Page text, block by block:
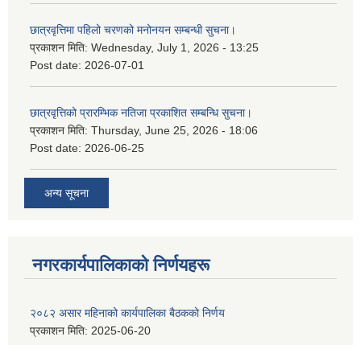
छात्रवृत्तिमा पहिलो चरणको मनोनयन सम्बन्धी सुचना।
प्रकाशन मिति: Wednesday, July 1, 2026 - 13:25
Post date: 2026-07-01
छात्रवृत्तिको प्रारम्भिक नतिजा प्रकाशित सम्बन्धि सुचना।
प्रकाशन मिति: Thursday, June 25, 2026 - 18:06
Post date: 2026-06-25
अन्य सूचना
नगरकार्यपालिकाकाे निर्णयहरू
२०८२ असार महिनाको कार्यपालिका बैठकको निर्णय
प्रकाशन मिति: 2025-06-20